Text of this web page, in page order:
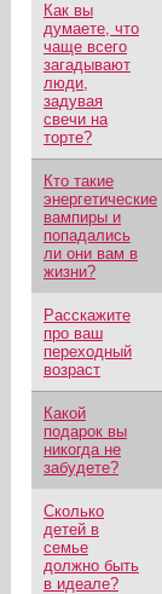
Как вы
думаете, что
чаще всего
загадывают
люди,
задувая
свечи на
торте?
Кто такие
энергетические
вампиры и
попадались
ли они вам в
жизни?
Расскажите
про ваш
переходный
возраст
Какой
подарок вы
никогда не
забудете?
Сколько
детей в
семье
должно быть
в идеале?